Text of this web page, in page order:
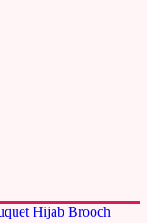
Hijab Brooch